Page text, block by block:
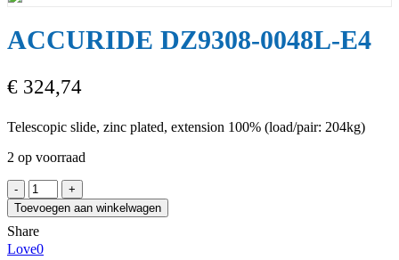
ACCURIDE DZ9308-0048L-E4
€ 324,74
Telescopic slide, zinc plated, extension 100% (load/pair: 204kg)
2 op voorraad
ACCURIDE
DZ9308-
0048L-
E4
aantal
Toevoegen aan winkelwagen
Share
Love0